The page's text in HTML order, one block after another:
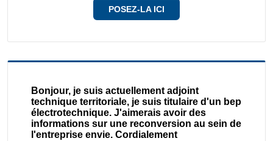
POSEZ-LA ICI
Bonjour, je suis actuellement adjoint
technique territoriale, je suis titulaire d'un bep
électrotechnique. J'aimerais avoir des
informations sur une reconversion au sein de
l'entreprise envie. Cordialement